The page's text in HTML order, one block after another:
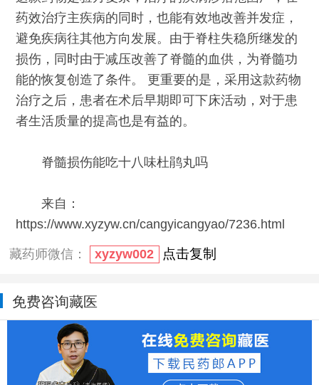
药效治疗主疾病的同时，也能有效地改善并发症，
避免疾病往其他方向发展。由于脊柱失稳所继发的
损伤，同时由于减压改善了脊髓的血供，为脊髓功
能的恢复创造了条件。 更重要的是，采用这款药物
治疗之后，患者在术后早期即可下床活动，对于患
者生活质量的提高也是有益的。
脊髓损伤能吃十八味杜鹃丸吗
来自：
https://www.xyzyw.cn/cangyicangyao/7236.html
藏药师微信： xyzyw002 点击复制
免费咨询藏医